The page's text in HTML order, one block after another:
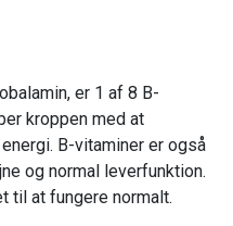
er 1 af 8 B-
kroppen med at
B-vitaminer er også
og normal leverfunktion.
til at fungere normalt.